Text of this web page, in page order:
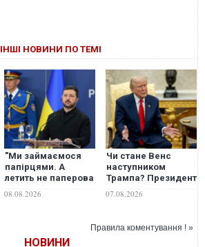
ІНШІ НОВИНИ ПО ТЕМІ
"Ми займаємося
папірцями. А
летить не паперова
Зеленський
війни
08.08.2026
Чи стане Венс
наступником
Трампа? Президент
неочікуваною
07.08.2026
Правила коментування ! »
НОВИНИ